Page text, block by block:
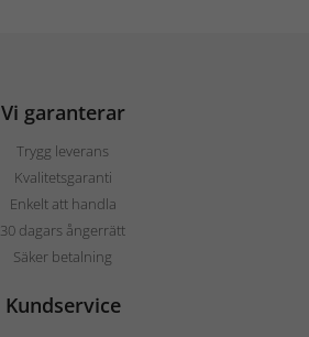
Vi garanterar
Trygg leverans
Kvalitetsgaranti
Enkelt att handla
30 dagars ångerrätt
Säker betalning
Kundservice